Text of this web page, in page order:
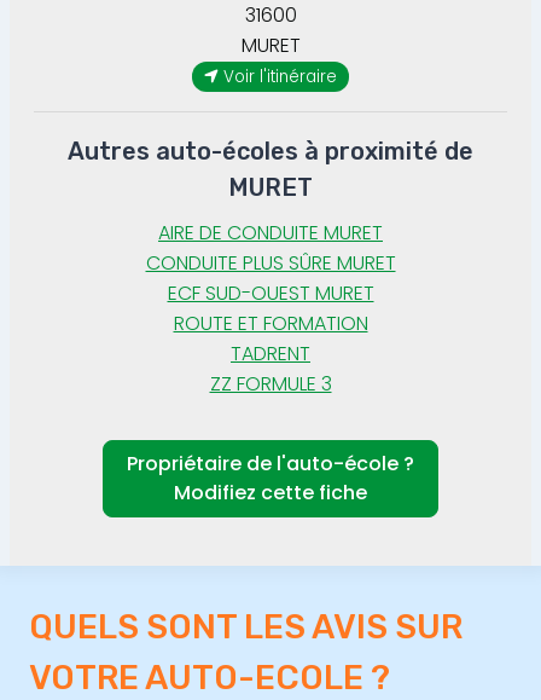
MURET
31600
Voir l'itinéraire
Autres auto-écoles à proximité de
MURET
AIRE DE CONDUITE MURET
CONDUITE PLUS SÛRE MURET
ECF SUD-OUEST MURET
ROUTE ET FORMATION
TADRENT
ZZ FORMULE 3
Propriétaire de l'auto-école ?
Modifiez cette fiche
QUELS SONT LES AVIS SUR
VOTRE AUTO-ECOLE ?